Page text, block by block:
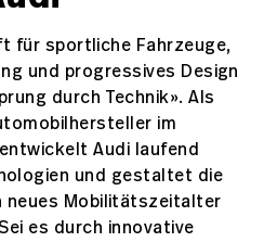
für sportliche Fahrzeuge,
und progressives Design
durch Technik». Als
im
Audi laufend
und gestaltet die
neues Mobilitätszeitalter
es durch innovative